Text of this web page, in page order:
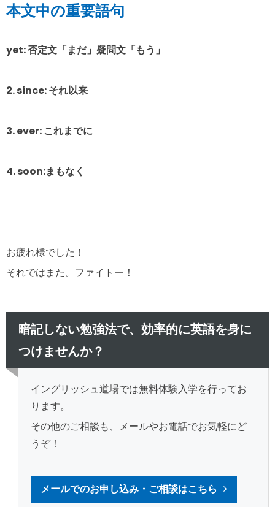
本文中の重要語句
yet: 否定文「まだ」疑問文「もう」
2. since: それ以来
3. ever: これまでに
4. soon:まもなく
お疲れ様でした！
それではまた。ファイトー！
暗記しない勉強法で、効率的に英語を身に
つけませんか？
イングリッシュ道場では無料体験入学を行ってお
ります。
その他のご相談も、メールやお電話でお気軽にど
うぞ！
メールでのお申し込み・ご相談はこちら